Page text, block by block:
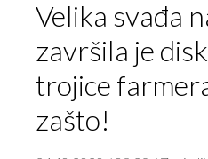
Velika svađa
završila je
trojice
zašto!